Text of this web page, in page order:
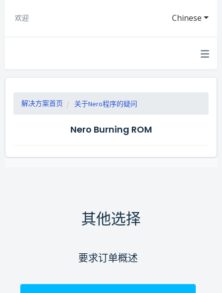
Chinese
欢迎
解决方案首页 关于Nero程序的疑问
Nero Burning ROM
其他选择
要求订单概述